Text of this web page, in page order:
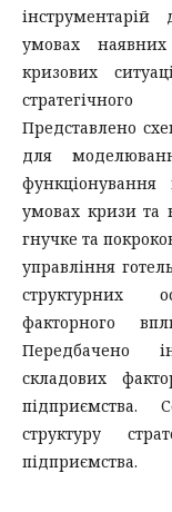
умовах
кризових
Представлено
для
умовах кризи та
гнучке та
управління
структурних
факторного
Передбачено
складових
підприємства.
структуру
підприємства.